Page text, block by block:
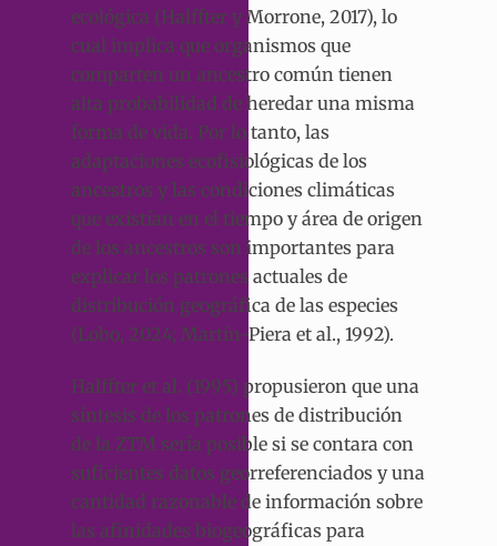
ecológica (Halffter y Morrone, 2017), lo
cual implica que organismos que
comparten un ancestro común tienen
alta probabilidad de heredar una misma
forma de vida. Por lo tanto, las
adaptaciones ecofisiológicas de los
ancestros y las condiciones climáticas
que existían en el tiempo y área de origen
de los ancestros son importantes para
explicar los patrones actuales de
distribución geográfica de las especies
(Lobo, 2024; Martín-Piera et al., 1992).
Halffter et al. (1995) propusieron que una
síntesis de los patrones de distribución
de la ZTM sería posible si se contara con
suficientes datos georreferenciados y una
cantidad razonable de información sobre
las afinidades biogeográficas para